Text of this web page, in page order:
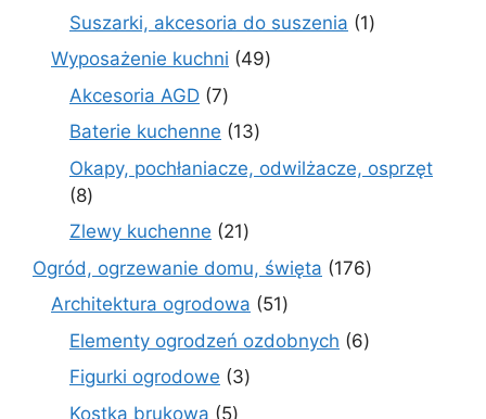
produkty
Suszarki, akcesoria do suszenia 11
Wyposażenie kuchni 4949
Akcesoria AGD 77
produktów
Baterie kuchenne 1313
produktów
Okapy, pochłaniacze, odwilżacze, osprzęt
88
produktów
Zlewy kuchenne 2121
produktów
Ogród, ogrzewanie domu, święta 176176
Architektura ogrodowa 5151
produktów
Elementy ogrodzeń ozdobnych 66
Figurki ogrodowe 33
Kostka brukowa 55